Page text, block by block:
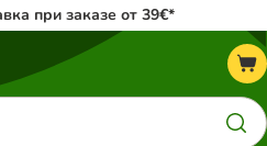
при заказе от 39€*